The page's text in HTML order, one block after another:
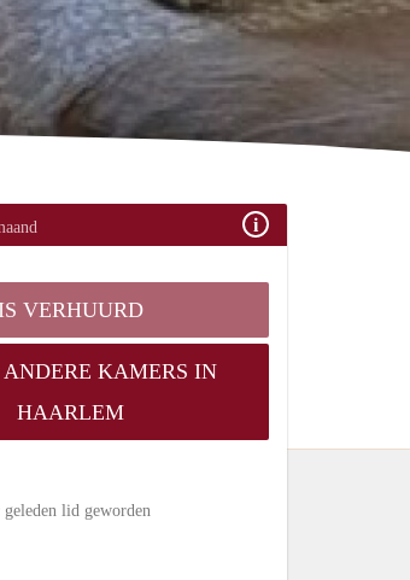
VERHUURD
KAMERS IN
HAARLEM
geleden lid geworden